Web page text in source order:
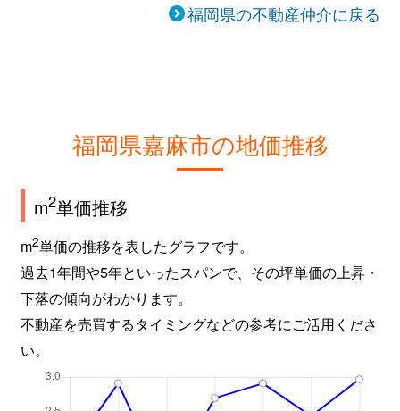
福岡県の不動産仲介に戻る
福岡県嘉麻市の地価推移
m2単価推移
m2単価の推移を表したグラフです。
過去1年間や5年といったスパンで、その坪単価の上昇・
下落の傾向がわかります。
不動産を売買するタイミングなどの参考にご活用くださ
い。